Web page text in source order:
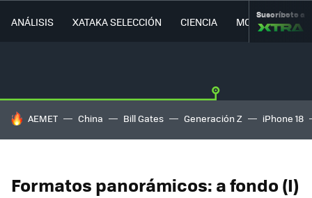
ANÁLISIS XATAKA SELECCIÓN CIENCIA MOVILIDAD
Suscríbete a
HOY SE HABLA DE
AEMET China Bill Gates Generación Z iPhone 18
Formatos panorámicos: a fondo (I)